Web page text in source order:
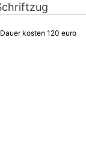
kosten 120 euro